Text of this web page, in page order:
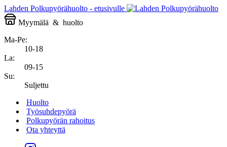
Lahden Polkupyörähuolto - etusivulle
Myymälä & huolto
Ma-Pe:
10-18
La:
09-15
Su:
Suljettu
Huolto
Työsuhdepyörä
Polkupyörän rahoitus
Ota yhteyttä